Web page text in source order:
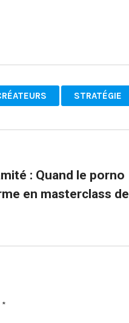
STRATÉGIE
: Quand le porno
en masterclass de
*